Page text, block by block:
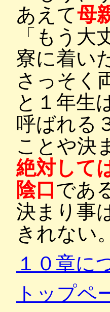
あえて母
「もう
寮に着い
さっそく
と１年生
呼ばれる
ことや決
絶対して
陰口 であ
決まり事
きれない
１０章に
トップペ